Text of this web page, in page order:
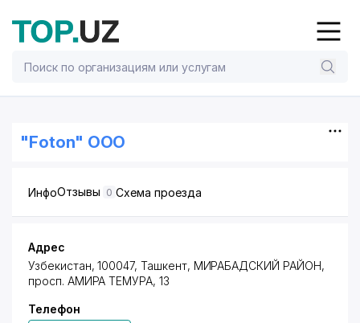
"Foton" ООО
ИнфоОтзывы 0 Схема проезда
Адрес
Узбекистан, 100047, Ташкент, МИРАБАДСКИЙ РАЙОН,
просп. АМИРА ТЕМУРА, 13
Телефон